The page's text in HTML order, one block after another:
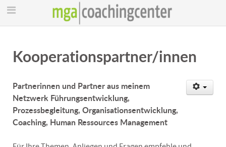
Kooperationspartner/innen
Partnerinnen und Partner aus meinem
Netzwerk Führungsentwicklung,
Prozessbegleitung, Organisationsentwicklung,
Coaching, Human Ressources Management